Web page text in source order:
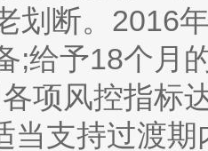
划断。2016
;给予18个月
项风控指标
当支持过渡